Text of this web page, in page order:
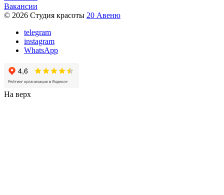
Вакансии
© 2026 Студия красоты 20 Авеню
telegram
instagram
WhatsApp
На верх